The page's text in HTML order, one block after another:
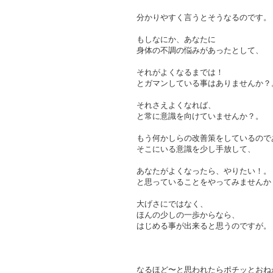
分かりやすく言うとそうなるのです。
もしなにか、あなたに
身体の不調の悩みがあったとして、
それがよくなるまでは！
とガマンしている事はありませんか？
それさえよくなれば、
と常に意識を向けていませんか？。
もう何かしらの改善策をしているので
そこにいる意識を少し手放して、
あなたがよくなったら、やりたい！。
と思っていることをやってみませんか
大げさにではなく、
ほんの少しの一歩からなら、
はじめる事が出来ると思うのですが。
なるほど〜と思われたらポチッとおね